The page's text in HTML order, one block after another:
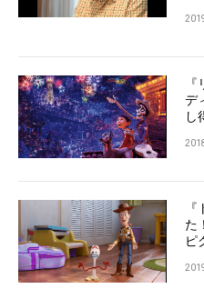
デ
し
た
ピ